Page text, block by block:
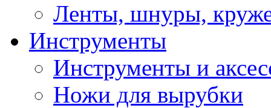
Ленты, шнуры,
Инструменты
Инструменты и
Ножи для вырубки